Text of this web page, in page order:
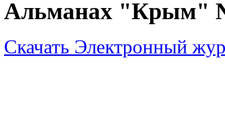
Альманах "Крым"
Скачать Электронный